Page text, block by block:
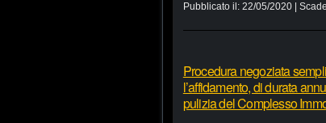
Pubblicato il: 22/05/2020|
Procedura negoziata
l’affidamento, di durata
pulizia del Complesso